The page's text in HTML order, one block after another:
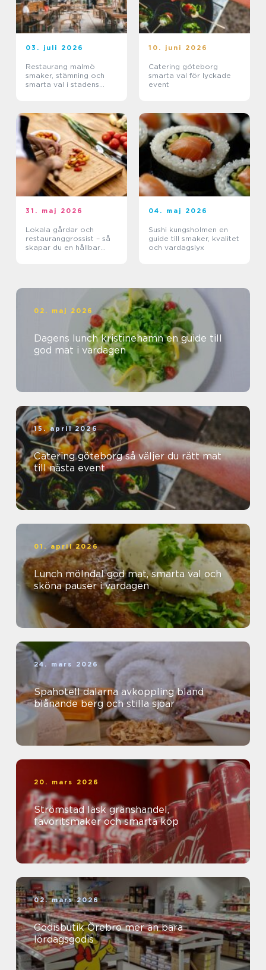
03. juli 2026
Restaurang malmö
smaker, stämning och
smarta val i stadens
10. juni 2026
Catering göteborg
smarta val för lyckade
event
31. maj 2026
Lokala gårdar och
restauranggrossist – så
skapar du en hållbar
04. maj 2026
Sushi kungsholmen en
guide till smaker, kvalitet
och vardagslyx
02. maj 2026
Dagens lunch kristinehamn en guide till
god mat i vardagen
15. april 2026
Catering göteborg så väljer du rätt mat
till nästa event
01. april 2026
Lunch mölndal god mat, smarta val och
sköna pauser i vardagen
24. mars 2026
Spahotell dalarna avkoppling bland
blånande berg och stilla sjöar
20. mars 2026
Strömstad läsk gränshandel,
favoritsmaker och smarta köp
02. mars 2026
Godisbutik Örebro mer än bara
lördagsgodis